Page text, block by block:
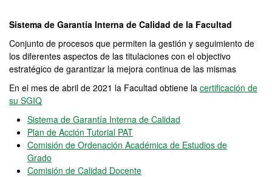
Sistema de Garantía Interna de Calidad de la Facultad
Conjunto de procesos que permiten la gestión y seguimiento de
los diferentes aspectos de las titulaciones con el objectivo
estratégico de garantizar la mejora continua de las mismas
En el mes de abril de 2021 la Facultad obtiene la certificación de
su SGIQ
Sistema de Garantía Interna de Calidad
Plan de Acción Tutorial PAT
Comisión de Ordenación Académica de Estudios de
Grado
Comisión de Calidad Docente